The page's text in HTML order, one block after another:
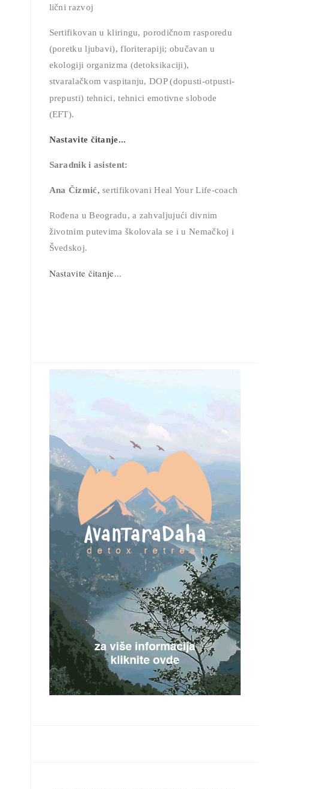
lični razvoj
Sertifikovan u kliringu, porodičnom rasporedu
(poretku ljubavi), floriterapiji; obučavan u
ekologiji organizma (detoksikaciji),
stvaralačkom vaspitanju, DOP (dopusti-otpusti-
prepusti) tehnici,tehnici emotivne slobode
(EFT).
Nastavite čitanje...
Saradnik i asistent:
Ana Čizmić,sertifikovani Heal Your Life-coach
Rođena u Beogradu, a zahvaljujući divnim
životnim putevima školovala se i u Nemačkoj i
Švedskoj.
Nastavite čitanje...